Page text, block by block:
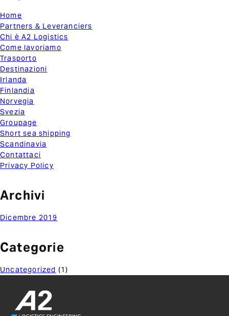
Home
Partners & Leveranciers
Chi è A2 Logistics
Come lavoriamo
Trasporto
Destinazioni
Irlanda
Finlandia
Norvegia
Svezia
Groupage
Short sea shipping
Scandinavia
Contattaci
Privacy Policy
Archivi
Dicembre 2019
Categorie
Uncategorized (1)